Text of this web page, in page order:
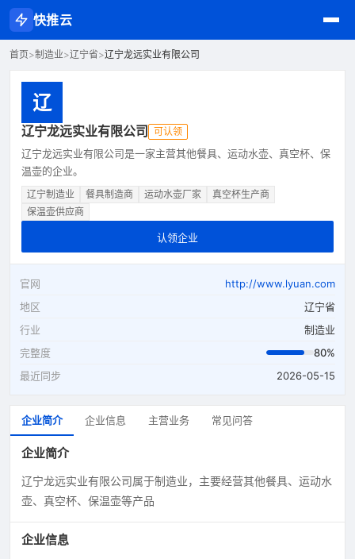
快推云
首页>制造业>辽宁省>辽宁龙远实业有限公司
辽
辽宁龙远实业有限公司 可认领
辽宁龙远实业有限公司是一家主营其他餐具、运动水壶、真空杯、保
温壶的企业。
辽宁制造业 餐具制造商 运动水壶厂家
真空杯生产商
保温壶供应商
认领企业
官网
http://www.lyuan.com
地区
辽宁省
行业
制造业
完整度
80%
最近同步
2026-05-15
企业简介 企业信息 主营业务 常见问答
企业简介
辽宁龙远实业有限公司属于制造业，主要经营其他餐具、运动水
壶、真空杯、保温壶等产品
企业信息